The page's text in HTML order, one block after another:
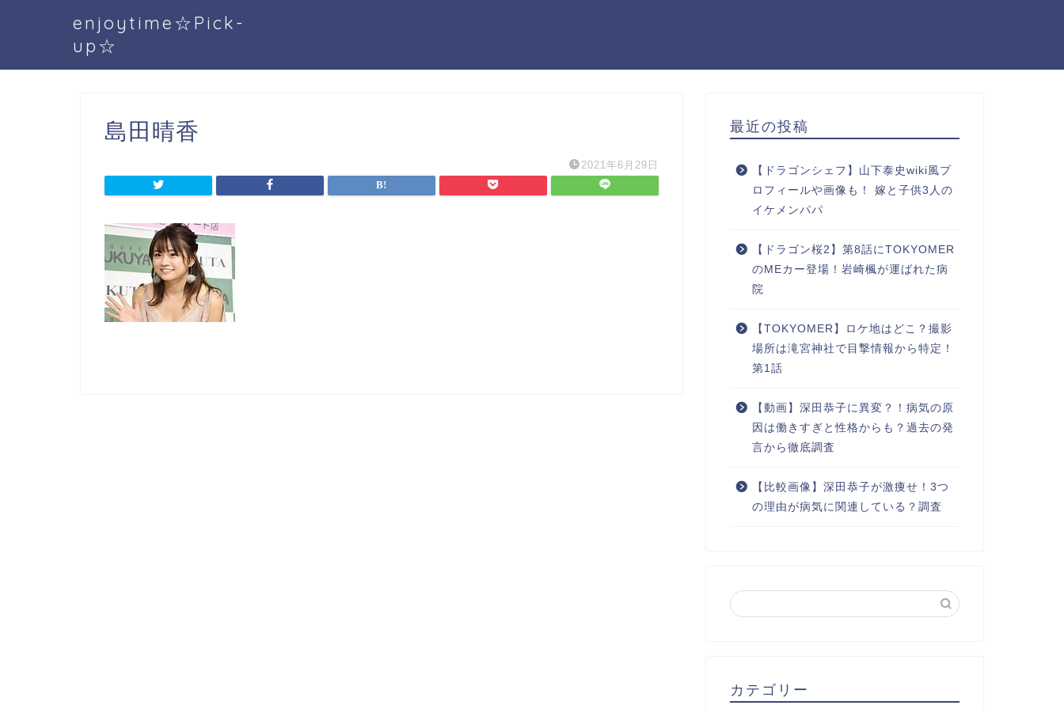
enjoytime☆Pick-
up☆
島田晴香
2021年6月29日
最近の投稿
【ドラゴンシェフ】山下泰史wiki風プ
ロフィールや画像も！ 嫁と子供3人の
イケメンパパ
【ドラゴン桜2】第8話にTOKYOMER
のMEカー登場！岩崎楓が運ばれた病
院
【TOKYOMER】ロケ地はどこ？撮影
場所は滝宮神社で目撃情報から特定！
第1話
【動画】深田恭子に異変？！病気の原
因は働きすぎと性格からも？過去の発
言から徹底調査
【比較画像】深田恭子が激痩せ！3つ
の理由が病気に関連している？調査
カテゴリー